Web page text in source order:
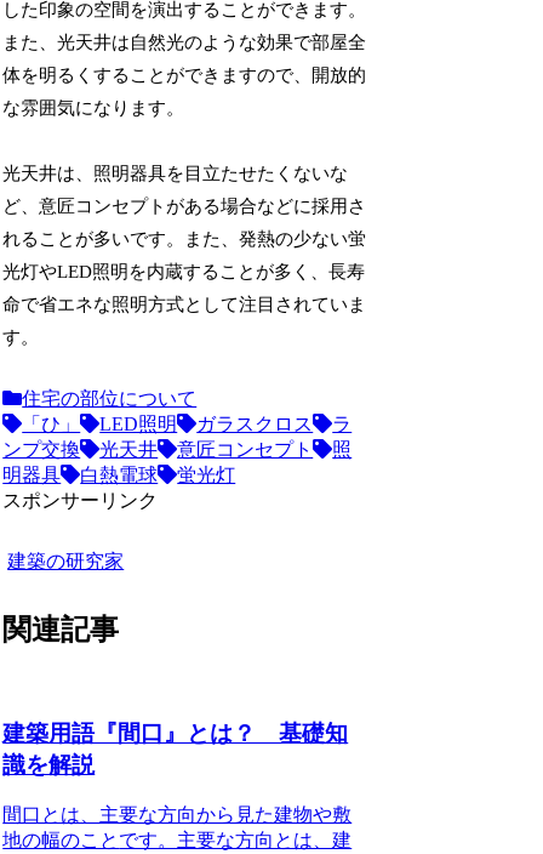
した印象の空間を演出することができます。
また、光天井は自然光のような効果で部屋全
体を明るくすることができますので、開放的
な雰囲気になります。
光天井は、照明器具を目立たせたくないな
ど、意匠コンセプトがある場合などに採用さ
れることが多いです。また、発熱の少ない蛍
光灯やLED照明を内蔵することが多く、長寿
命で省エネな照明方式として注目されていま
す。
住宅の部位について
「ひ」
LED照明 ガラスクロス
ラ
ンプ交換
光天井 意匠コンセプト
照
明器具
白熱電球
蛍光灯
スポンサーリンク
建築の研究家
関連記事
建築用語『間口』とは？ 基礎知
識を解説
間口とは、主要な方向から見た建物や敷
地の幅のこと です。主要な方向とは、建